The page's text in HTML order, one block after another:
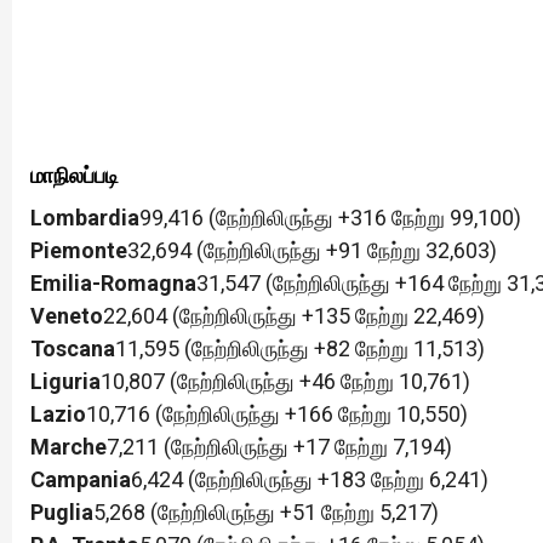
மாநிலப்படி
Lombardia99,416 (நேற்றிலிருந்து +316 நேற்று 99,100)
Piemonte32,694 (நேற்றிலிருந்து +91 நேற்று 32,603)
Emilia-Romagna31,547 (நேற்றிலிருந்து +164 நேற்று
Veneto22,604 (நேற்றிலிருந்து +135 நேற்று 22,469)
Toscana11,595 (நேற்றிலிருந்து +82 நேற்று 11,513)
Liguria10,807 (நேற்றிலிருந்து +46 நேற்று 10,761)
Lazio10,716 (நேற்றிலிருந்து +166 நேற்று 10,550)
Marche7,211 (நேற்றிலிருந்து +17 நேற்று 7,194)
Campania6,424 (நேற்றிலிருந்து +183 நேற்று 6,241)
Puglia5,268 (நேற்றிலிருந்து +51 நேற்று 5,217)